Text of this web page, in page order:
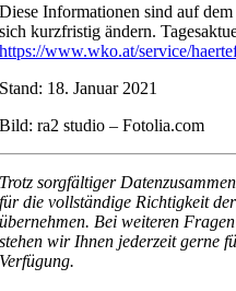
Diese Informationen sind auf
sich kurzfristig ändern.
https://www.wko.at/service/
Stand: 18. Januar 2021
Bild: ra2 studio – Fotolia.com
Trotz sorgfältiger
für die vollständige Richtigkeit
übernehmen. Bei weiteren
stehen wir Ihnen jederzeit gerne
Verfügung.